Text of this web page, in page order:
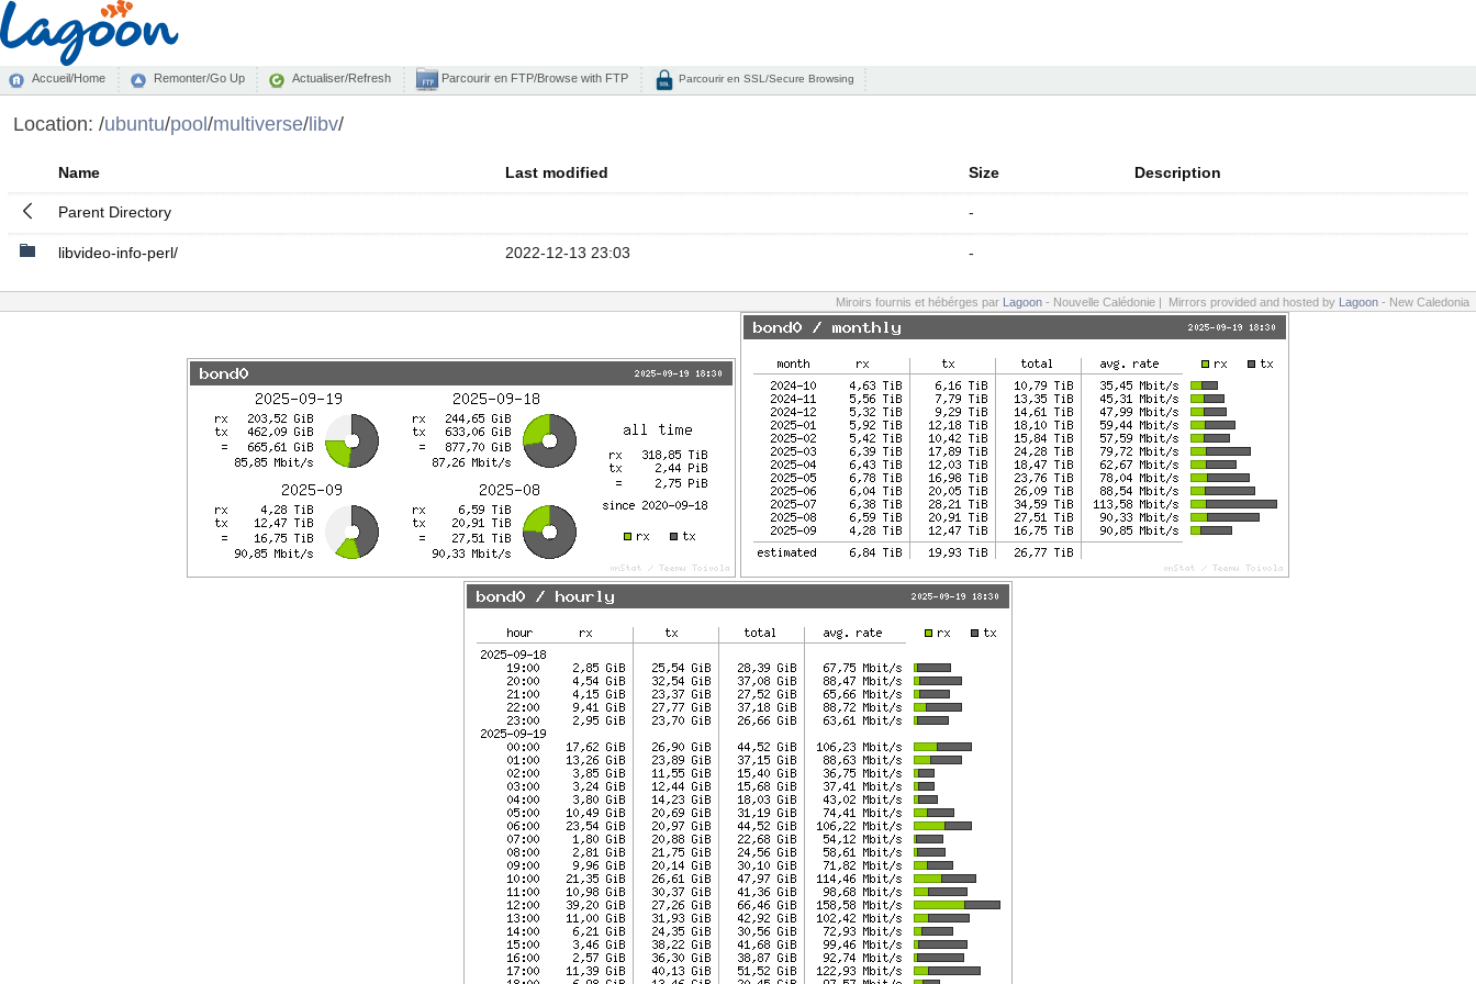
Accueil/Home Remonter/Go Up Actualiser/Refresh Parcourir en FTP/Browse with FTP Parcourir en SSL/Secure Browsing
Location: /ubuntu/pool/multiverse/libv/
Name Last modified Size Description
Parent Directory -
libvideo-info-perl/ 2022-12-13 23:03 -
Miroirs fournis et hébérges par Lagoon - Nouvelle Calédonie | Mirrors provided and hosted by Lagoon - New Caledonia